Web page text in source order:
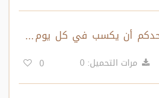
أن يكسب في كل يوم
«لقد قلت بعدك أربع
مرات التحميل: 0 0